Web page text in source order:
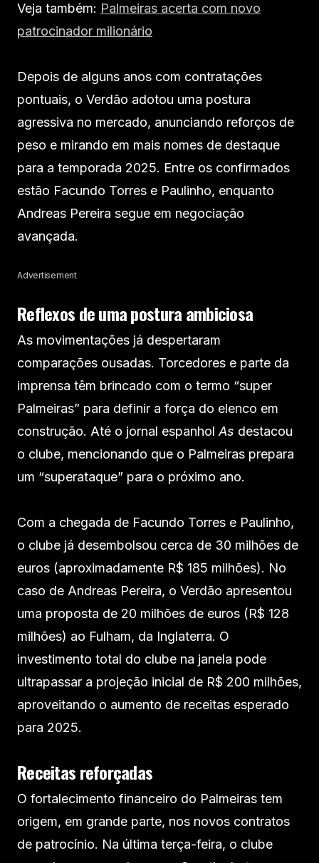
Veja também: Palmeiras acerta com novo
patrocinador milionário
Depois de alguns anos com contratações
pontuais, o Verdão adotou uma postura
agressiva no mercado, anunciando reforços de
peso e mirando em mais nomes de destaque
para a temporada 2025. Entre os confirmados
estão Facundo Torres e Paulinho, enquanto
Andreas Pereira segue em negociação
avançada.
Advertisement
Reflexos de uma postura ambiciosa
As movimentações já despertaram
comparações ousadas. Torcedores e parte da
imprensa têm brincado com o termo “super
Palmeiras” para definir a força do elenco em
construção. Até o jornal espanhol As destacou
o clube, mencionando que o Palmeiras prepara
um “superataque” para o próximo ano.
Com a chegada de Facundo Torres e Paulinho,
o clube já desembolsou cerca de 30 milhões de
euros (aproximadamente R$ 185 milhões). No
caso de Andreas Pereira, o Verdão apresentou
uma proposta de 20 milhões de euros (R$ 128
milhões) ao Fulham, da Inglaterra. O
investimento total do clube na janela pode
ultrapassar a projeção inicial de R$ 200 milhões,
aproveitando o aumento de receitas esperado
para 2025.
Receitas reforçadas
O fortalecimento financeiro do Palmeiras tem
origem, em grande parte, nos novos contratos
de patrocínio. Na última terça-feira, o clube